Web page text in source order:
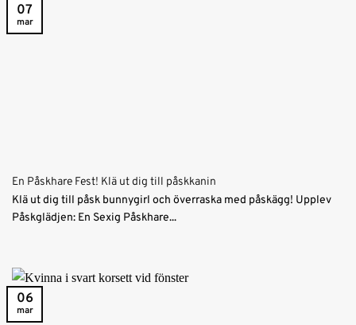
En Påskhare Fest! Klä ut dig till påskkanin
Klä ut dig till påsk bunnygirl och överraska med påskägg! Upplev
Påskglädjen: En Sexig Påskhare...
07
mar
06
mar